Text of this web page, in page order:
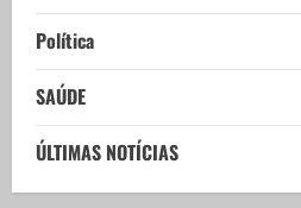
Política
SAÚDE
ÚLTIMAS NOTÍCIAS